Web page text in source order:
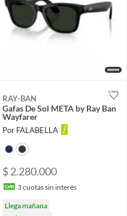
RAY-BAN
Gafas De Sol META by Ray Ban
Wayfarer
Por FALABELLA
$ 2.280.000
3cuotas sin interés
Llega mañana